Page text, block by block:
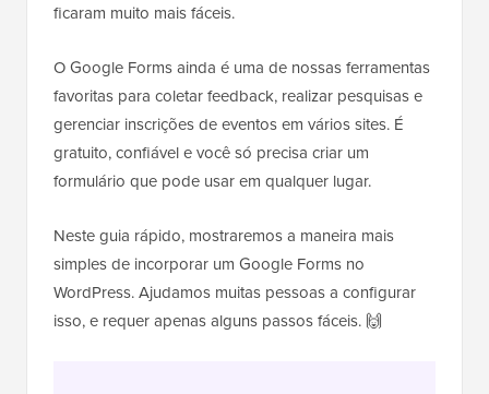
ficaram muito mais fáceis.
O Google Forms ainda é uma de nossas ferramentas
favoritas para coletar feedback, realizar pesquisas e
gerenciar inscrições de eventos em vários sites. É
gratuito, confiável e você só precisa criar um
formulário que pode usar em qualquer lugar.
Neste guia rápido, mostraremos a maneira mais
simples de incorporar um Google Forms no
WordPress. Ajudamos muitas pessoas a configurar
isso, e requer apenas alguns passos fáceis. 🙌